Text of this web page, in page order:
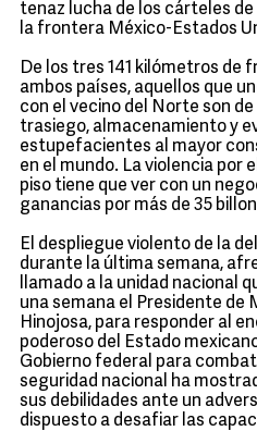
tenaz lucha de los cárteles
la frontera México-Estados
De los tres 141 kilómetros de
ambos países, aquellos que
con el vecino del Norte son
trasiego, almacenamiento y
estupefacientes al mayor
en el mundo. La violencia por
piso tiene que ver con un
ganancias por más de 35
El despliegue violento de la
durante la última semana,
llamado a la unidad nacional
una semana el Presidente de
Hinojosa, para responder al
poderoso del Estado
Gobierno federal para
seguridad nacional ha
sus debilidades ante un
dispuesto a desafiar las